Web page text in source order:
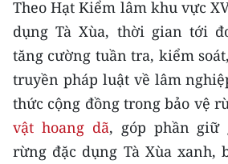
Theo Hạt Kiểm lâm khu vực
dụng Tà Xùa, thời gian tới
tăng cường tuần tra, kiểm
truyền pháp luật về lâm
thức cộng đồng trong bảo vệ
vật hoang dã, góp phần giữ
rừng đặc dụng Tà Xùa xanh,